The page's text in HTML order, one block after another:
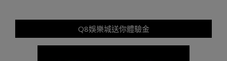
Q8娛樂城送你體驗金